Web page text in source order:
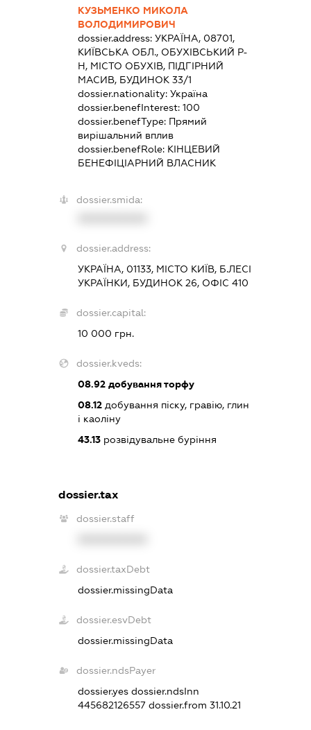
КУЗЬМЕНКО МИКОЛА
ВОЛОДИМИРОВИЧ
dossier.address:УКРАЇНА, 08701,
КИЇВСЬКА ОБЛ., ОБУХІВСЬКИЙ Р-
Н, МІСТО ОБУХІВ, ПІДГІРНИЙ
МАСИВ, БУДИНОК 33/1
dossier.nationality:Україна
dossier.benefInterest:100
dossier.benefType: Прямий
вирішальний вплив
dossier.benefRole: КІНЦЕВИЙ
БЕНЕФІЦІАРНИЙ ВЛАСНИК
dossier.smida:
dossier.address:
УКРАЇНА, 01133, МІСТО КИЇВ, Б.ЛЕСІ
УКРАЇНКИ, БУДИНОК 26, ОФІС 410
dossier.capital:
10 000 грн.
dossier.kveds:
08.92 добування торфу
08.12 добування піску, гравію, глин
і каоліну
43.13 розвідувальне буріння
dossier.tax
dossier.staff
dossier.taxDebt
dossier.missingData
dossier.esvDebt
dossier.missingData
dossier.ndsPayer
dossier.yesdossier.ndsInn
445682126557dossier.from 31.10.21